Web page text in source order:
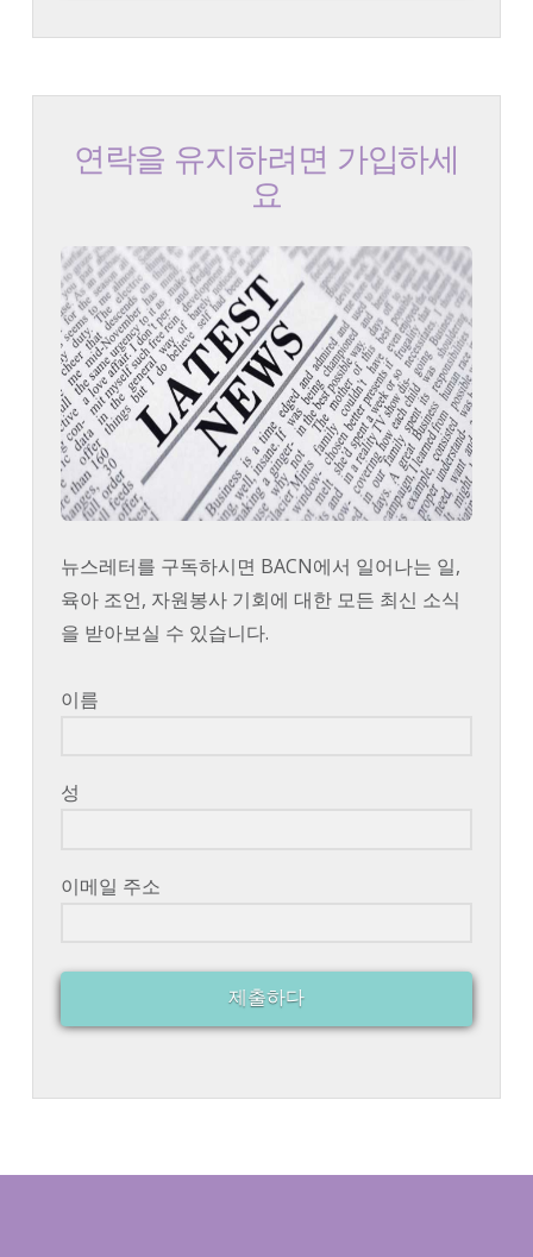
연락을 유지하려면 가입하세
요
뉴스레터를 구독하시면 BACN에서 일어나는 일,
육아 조언, 자원봉사 기회에 대한 모든 최신 소식
을 받아보실 수 있습니다.
이름
성
이메일 주소
제출하다